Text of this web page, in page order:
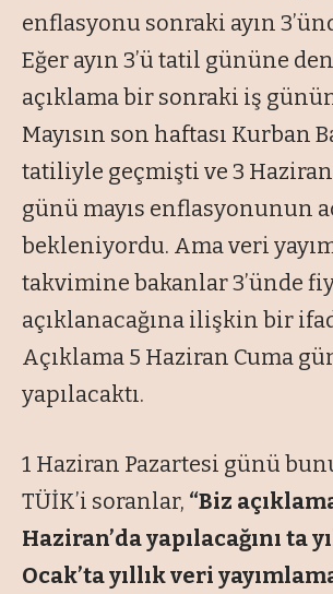
enflasyonu sonraki ayın
Eğer ayın 3’ü tatil gününe
açıklama bir sonraki iş
Mayısın son haftası Kurban
tatiliyle geçmişti ve 3 Haziran
günü mayıs enflasyonunun
bekleniyordu. Ama veri
takvimine bakanlar 3’ünde
açıklanacağına ilişkin bir
Açıklama 5 Haziran Cuma
yapılacaktı.
1 Haziran Pazartesi günü
TÜİK’i soranlar, “Biz
Haziran’da yapılacağını ta
Ocak’ta yıllık veri